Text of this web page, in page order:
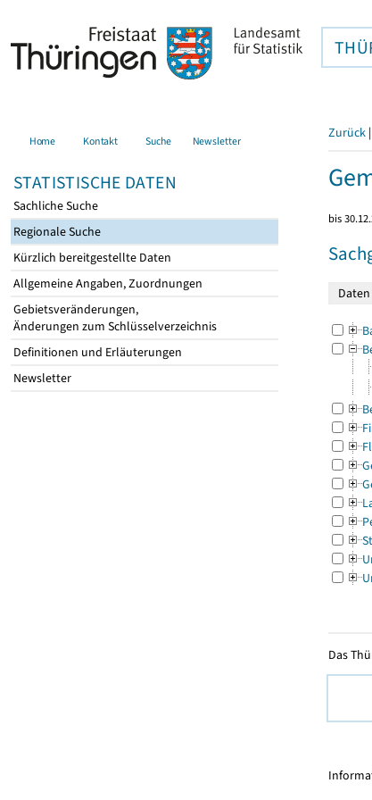
Home Kontakt Suche Newsletter
STATISTISCHE DATEN
Sachliche Suche
Regionale Suche
Kürzlich bereitgestellte Daten
Allgemeine Angaben, Zuordnungen
Gebietsveränderungen,
Änderungen zum Schlüsselverzeichnis
Definitionen und Erläuterungen
Newsletter
Zurück |
bis
Das